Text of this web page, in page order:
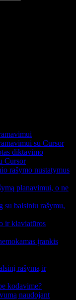
su Cursor
diktavimo
Cursor
rašymo nustatymus
planavimui, o ne
su balsiniu rašymu,
ir klaviatūros
įrankis
rašymą ir
kodavime?
naudojant